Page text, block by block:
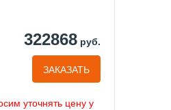
322868руб.
ЗАКАЗАТЬ
уточнять цену у